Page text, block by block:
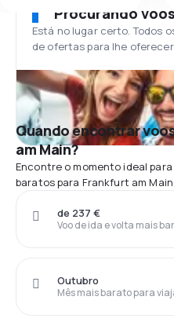
Procurando
Está no lugar certo. Todos
de ofertas para lhe
Quando encontrar
am Main?
Encontre o momento ideal
baratos para Frankfurt am Main
Voo de ida e volta mais
de 237 €
Mês mais barato para
Outubro